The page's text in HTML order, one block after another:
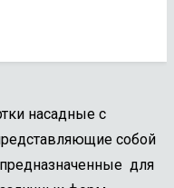
насадные с
собой
для